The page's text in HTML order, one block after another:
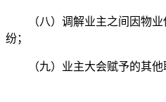
（八）调解业主之间因物
纷；
（九）业主大会赋予的其他